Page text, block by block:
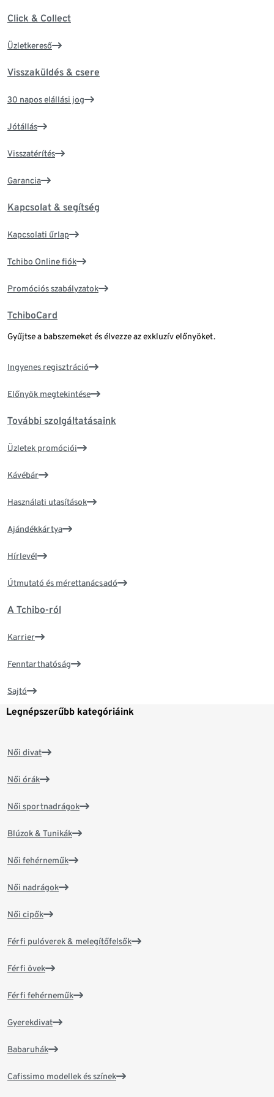
Click & Collect
Üzletkereső
Visszaküldés & csere
30 napos elállási jog
Jótállás
Visszatérítés
Garancia
Kapcsolat & segítség
Kapcsolati űrlap
Tchibo Online fiók
Promóciós szabályzatok
TchiboCard
Gyűjtse a babszemeket és élvezze az exkluzív előnyöket.
Ingyenes regisztráció
Előnyök megtekintése
További szolgáltatásaink
Üzletek promóciói
Kávébár
Használati utasítások
Ajándékkártya
Hírlevél
Útmutató és mérettanácsadó
A Tchibo-ról
Karrier
Fenntarthatóság
Sajtó
Legnépszerűbb kategóriáink
Női divat
Női órák
Női sportnadrágok
Blúzok & Tunikák
Női fehérneműk
Női nadrágok
Női cipők
Férfi pulóverek & melegítőfelsők
Férfi övek
Férfi fehérneműk
Gyerekdivat
Babaruhák
Cafissimo modellek és színek